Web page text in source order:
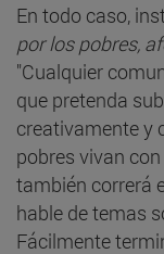
En todo caso,
por los pobres,
"Cualquier
que pretenda
creativamente y
pobres vivan
también correrá
hable de temas
Fácilmente